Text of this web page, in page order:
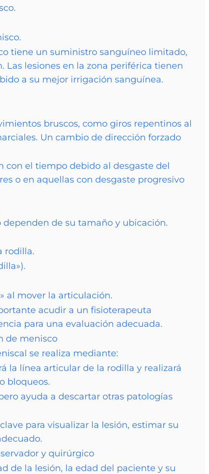
tiene un suministro sanguíneo limitado,
Las lesiones en la zona periférica tienen
a su mejor irrigación sanguínea.
bruscos, como giros repentinos al
Un cambio de dirección forzado
con el tiempo debido al desgaste del
o en aquellas con desgaste progresivo
de su tamaño y ubicación.
rodilla.
al mover la articulación.
acudir a un fisioterapeuta
para una evaluación adecuada.
de menisco
se realiza mediante:
la línea articular de la rodilla y realizará
bloqueos.
ayuda a descartar otras patologías
para visualizar la lesión, estimar su
y quirúrgico
de la lesión, la edad del paciente y su